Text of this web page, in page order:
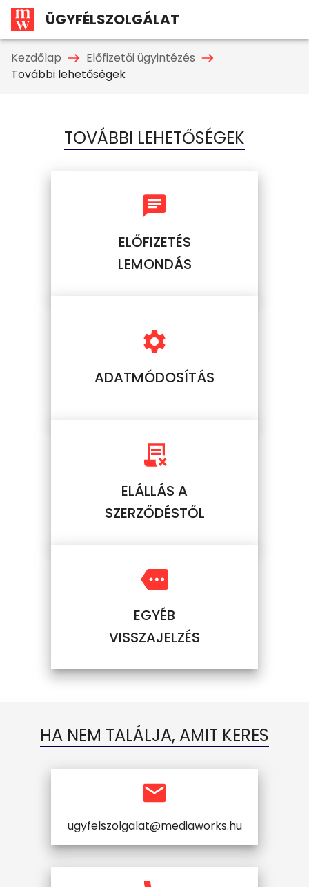
ÜGYFÉLSZOLGÁLAT
Kezdőlap
Előfizetői ügyintézés
További lehetőségek
TOVÁBBI LEHETŐSÉGEK
ELŐFIZETÉS
LEMONDÁS
ADATMÓDOSÍTÁS
ELÁLLÁS A
SZERZŐDÉSTŐL
EGYÉB
VISSZAJELZÉS
HA NEM TALÁLJA, AMIT KERES
ugyfelszolgalat@mediaworks.hu